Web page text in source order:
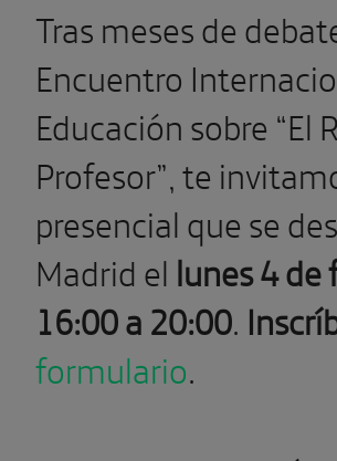
Tras meses de
Encuentro
Educación sobre “El
Profesor”, te
presencial que se
Madrid el lunes 4 de
16:00 a 20:00.
formulario.